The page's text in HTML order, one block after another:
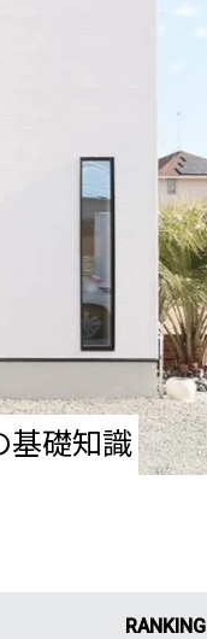
基礎知識
RANKING